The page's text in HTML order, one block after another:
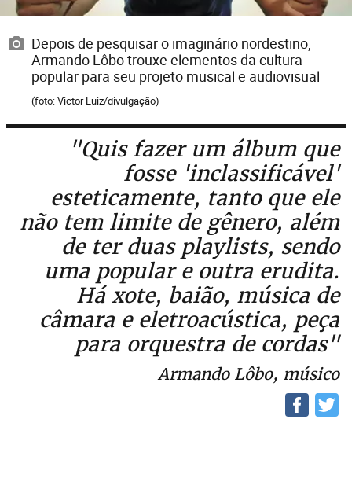
Depois de pesquisar o imaginário nordestino,
Armando Lôbo trouxe elementos da cultura
popular para seu projeto musical e audiovisual
(foto: Victor Luiz/divulgação)
"Quis fazer um álbum que
fosse 'inclassificável'
esteticamente, tanto que ele
não tem limite de gênero, além
de ter duas playlists, sendo
uma popular e outra erudita.
Há xote, baião, música de
câmara e eletroacústica, peça
para orquestra de cordas"
Armando Lôbo, músico